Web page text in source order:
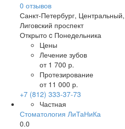
0 отзывов
Санкт-Петербург,
Лиговский проспект
Открыто c Понедельника
Цены
Лечение зубов
от 1 700 р.
Протезирование
от 11 000 р.
+7 (812) 333-37-73
Частная
Стоматология ЛиТаНиКа
0.0